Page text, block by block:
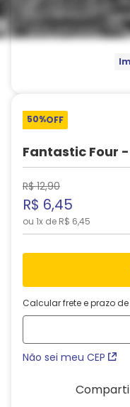
50%OFF
Fantastic Four
R$ 12,90
R$ 6,45
ou 1x de R$ 6,45
Calcular frete e prazo
Não sei meu CEP